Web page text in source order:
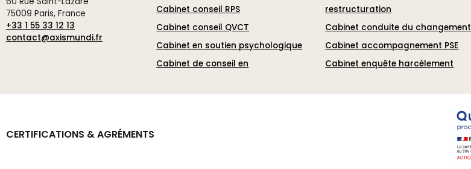
75009 Paris, France
+33 1 55 33 12 13
contact@axismundi.fr
Cabinet conseil RPS
Cabinet conseil QVCT
Cabinet en soutien psychologique
Cabinet de conseil en
restructuration
Cabinet conduite du changement
Cabinet accompagnement PSE
Cabinet enquête harcèlement
CERTIFICATIONS & AGRÉMENTS